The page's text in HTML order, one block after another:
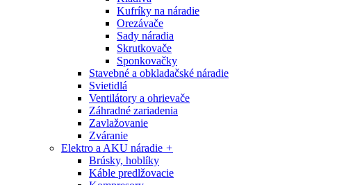
Kufríky na náradie
Orezávače
Sady náradia
Skrutkovače
Sponkovačky
Stavebné a obkladačské náradie
Svietidlá
Ventilátory a ohrievače
Záhradné zariadenia
Zavlažovanie
Zváranie
Elektro a AKU náradie +
Brúsky, hoblíky
Káble predlžovacie